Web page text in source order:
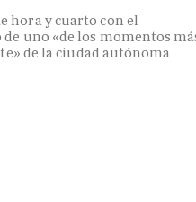
hora y cuarto con el
uno «de los momentos
de la ciudad autónoma